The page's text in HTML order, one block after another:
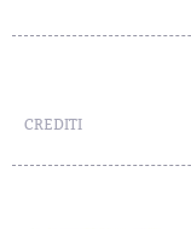
CREDITI